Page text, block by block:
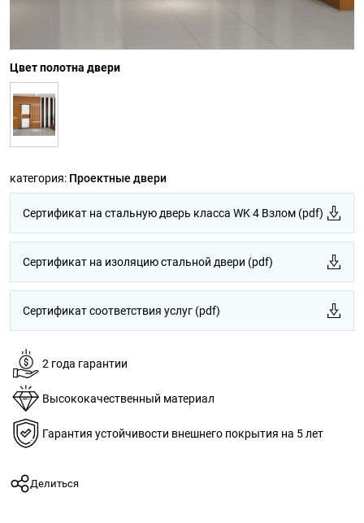
Цвет полотна двери
категория: Проектные двери
Сертификат на стальную дверь класса WK 4 Взлом (pdf)
Сертификат на изоляцию стальной двери (pdf)
Сертификат соответствия услуг (pdf)
2 года гарантии
Высококачественный материал
Гарантия устойчивости внешнего покрытия на 5 лет
Делиться